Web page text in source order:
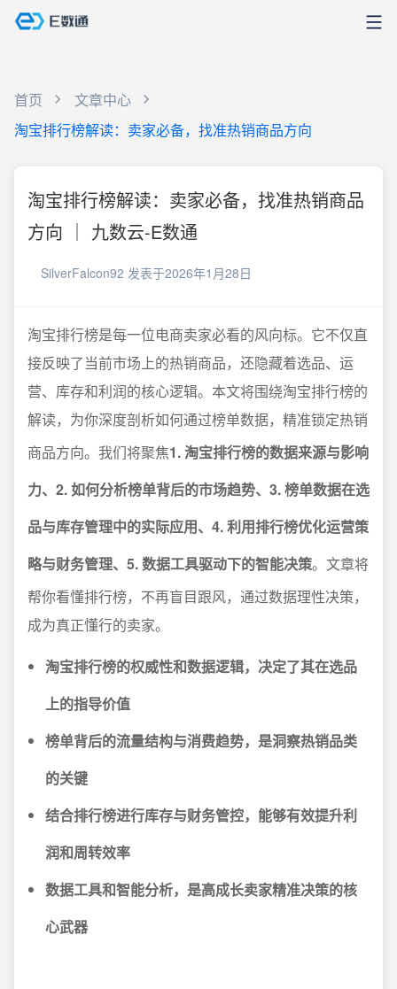
首页
文章中心
淘宝排行榜解读：卖家必备，找准热销商品方向
淘宝排行榜解读：卖家必备，找准热销商品
方向 ｜ 九数云-E数通
SilverFalcon92 发表于2026年1月28日
淘宝排行榜是每一位电商卖家必看的风向标。它不仅直
接反映了当前市场上的热销商品，还隐藏着选品、运
营、库存和利润的核心逻辑。本文将围绕淘宝排行榜的
解读，为你深度剖析如何通过榜单数据，精准锁定热销
商品方向。我们将聚焦1. 淘宝排行榜的数据来源与影响
力、2. 如何分析榜单背后的市场趋势、3. 榜单数据在选
品与库存管理中的实际应用、4. 利用排行榜优化运营策
略与财务管理、5. 数据工具驱动下的智能决策。文章将
帮你看懂排行榜，不再盲目跟风，通过数据理性决策，
成为真正懂行的卖家。
淘宝排行榜的权威性和数据逻辑，决定了其在选品
上的指导价值
榜单背后的流量结构与消费趋势，是洞察热销品类
的关键
结合排行榜进行库存与财务管控，能够有效提升利
润和周转效率
数据工具和智能分析，是高成长卖家精准决策的核
心武器